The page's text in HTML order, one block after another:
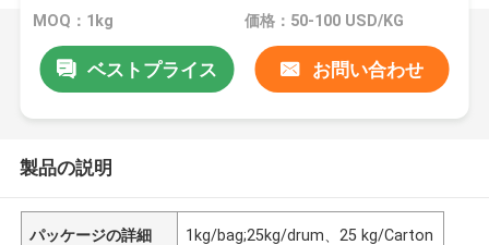
MOQ：1kg 価格：50-100 USD/KG
ベストプライス お問い合わせ
製品の説明
パッケージの詳細 1kg/bag;25kg/drum、25 kg/Carton